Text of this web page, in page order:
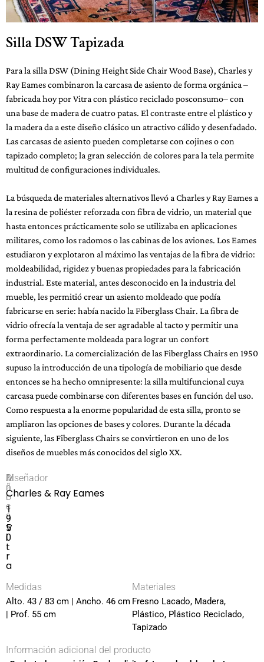
Silla DSW Tapizada
Para la silla DSW (Dining Height Side Chair Wood Base), Charles y
Ray Eames combinaron la carcasa de asiento de forma orgánica –
fabricada hoy por Vitra con plástico reciclado posconsumo– con
una base de madera de cuatro patas. El contraste entre el plástico y
la madera da a este diseño clásico un atractivo cálido y desenfadado.
Las carcasas de asiento pueden completarse con cojines o con
tapizado completo; la gran selección de colores para la tela permite
multitud de configuraciones individuales.
La búsqueda de materiales alternativos llevó a Charles y Ray Eames a
la resina de poliéster reforzada con fibra de vidrio, un material que
hasta entonces prácticamente solo se utilizaba en aplicaciones
militares, como los radomos o las cabinas de los aviones. Los Eames
estudiaron y explotaron al máximo las ventajas de la fibra de vidrio:
moldeabilidad, rigidez y buenas propiedades para la fabricación
industrial. Este material, antes desconocido en la industria del
mueble, les permitió crear un asiento moldeado que podía
fabricarse en serie: había nacido la Fiberglass Chair. La fibra de
vidrio ofrecía la ventaja de ser agradable al tacto y permitir una
forma perfectamente moldeada para lograr un confort
extraordinario. La comercialización de las Fiberglass Chairs en 1950
supuso la introducción de una tipología de mobiliario que desde
entonces se ha hecho omnipresente: la silla multifuncional cuya
carcasa puede combinarse con diferentes bases en función del uso.
Como respuesta a la enorme popularidad de esta silla, pronto se
ampliaron las opciones de bases y colores. Durante la década
siguiente, las Fiberglass Chairs se convirtieron en uno de los
diseños de muebles más conocidos del siglo XX.
M
a
r
c
a
V
i
t
r
a
A
ñ
o
1
9
5
0
Diseñador
Charles & Ray Eames
Medidas
Alto. 43 / 83 cm | Ancho. 46 cm
| Prof. 55 cm
Materiales
Fresno Lacado, Madera,
Plástico, Plástico Reciclado,
Tapizado
Información adicional del producto